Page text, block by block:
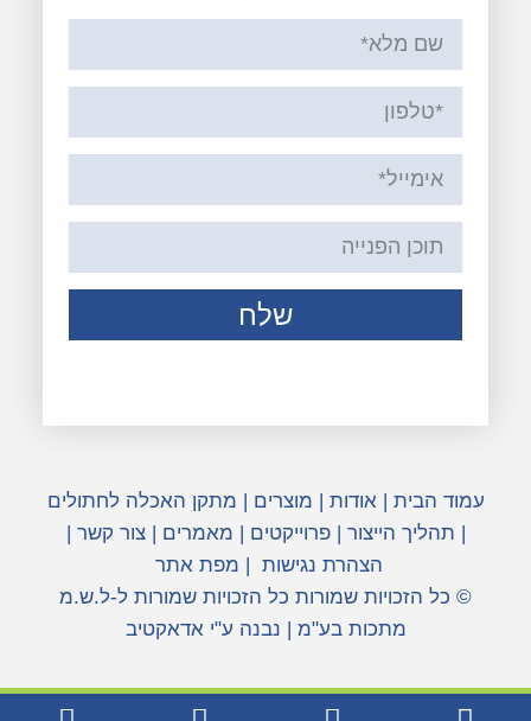
שלח
עמוד הבית | אודות | מוצרים | מתקן האכלה לחתולים
| תהליך הייצור |פרוייקטים | מאמרים |צור קשר |
הצהרת נגישות | מפת אתר
© כל הזכויות שמורות כל הזכויות שמורות ל-ל.ש.מ
מתכות בע"מ | נבנה ע"י אדאקטיב